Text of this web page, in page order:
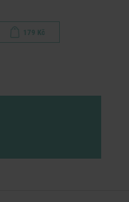
179 Kč